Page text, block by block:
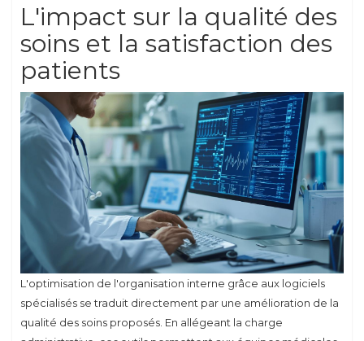
L'impact sur la qualité des
soins et la satisfaction des
patients
L'optimisation de l'organisation interne grâce aux logiciels
spécialisés se traduit directement par une amélioration de la
qualité des soins proposés. En allégeant la charge